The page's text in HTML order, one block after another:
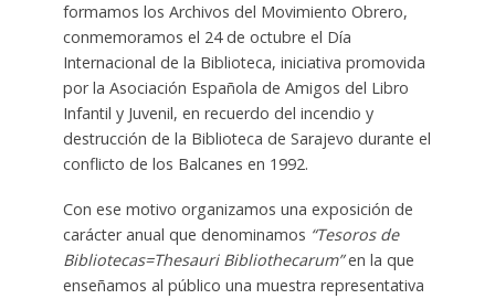
formamos los Archivos del Movimiento Obrero,
conmemoramos el 24 de octubre el Día
Internacional de la Biblioteca, iniciativa promovida
por la Asociación Española de Amigos del Libro
Infantil y Juvenil, en recuerdo del incendio y
destrucción de la Biblioteca de Sarajevo durante el
conflicto de los Balcanes en 1992.
Con ese motivo organizamos una exposición de
carácter anual que denominamos “Tesoros de
Bibliotecas=Thesauri Bibliothecarum”en la que
enseñamos al público una muestra representativa